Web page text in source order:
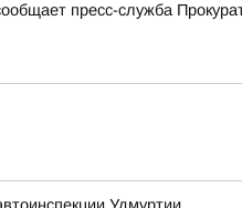
пресс-служба